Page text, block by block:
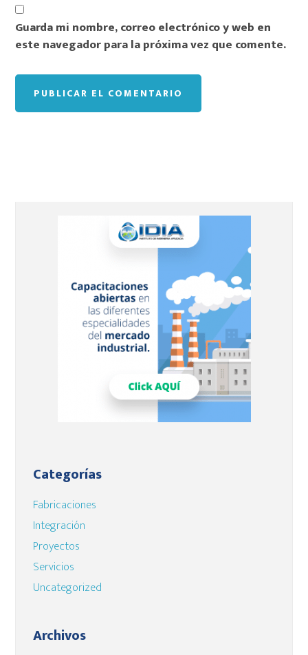
Guarda mi nombre, correo electrónico y web en
este navegador para la próxima vez que comente.
principal
Categorías
Fabricaciones
Integración
Proyectos
Servicios
Uncategorized
Archivos